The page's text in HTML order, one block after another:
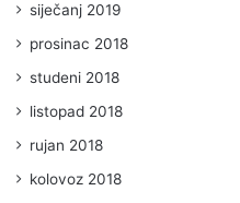
siječanj 2019
prosinac 2018
studeni 2018
listopad 2018
rujan 2018
kolovoz 2018